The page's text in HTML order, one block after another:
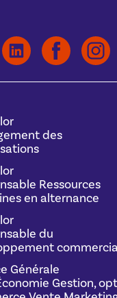
des
Ressources
en alternance
du
Générale
Gestion,